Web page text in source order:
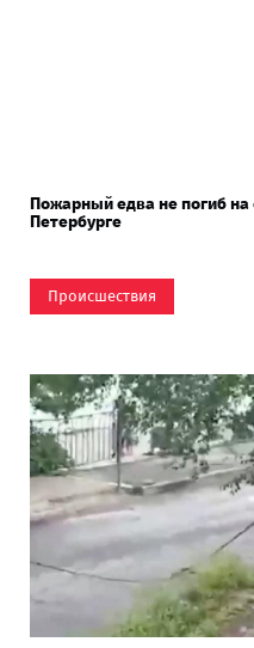
Пожарный едва не погиб
Петербурге
Происшествия